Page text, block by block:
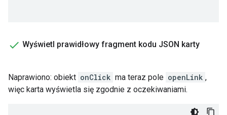
Wyświetl prawidłowy fragment kodu JSON karty
Naprawiono: obiekt onClick ma teraz pole openLink ,
więc karta wyświetla się zgodnie z oczekiwaniami.